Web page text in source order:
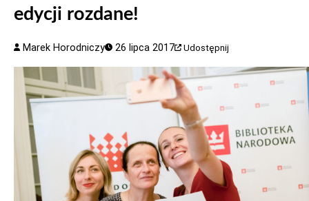
edycji rozdane!
Marek Horodniczy 26 lipca 2017 Udostępnij